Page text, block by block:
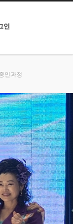
인
인과정